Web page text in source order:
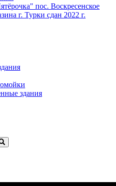
пос. Воскресенское
г. Турки сдан 2022 г.
здания